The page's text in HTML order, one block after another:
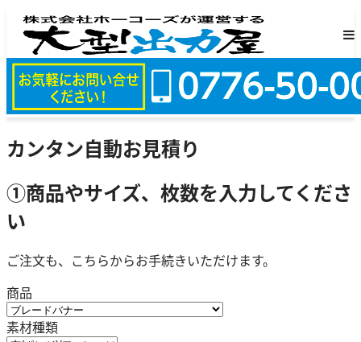
カンタン自動お見積り
①商品やサイズ、枚数を入力してくださ
い
ご注文も、こちらからお手続きいただけます。
商品
素材種類